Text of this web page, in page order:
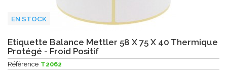
EN STOCK
Etiquette Balance Mettler 58 X 75 X 40 Thermique
Protégé - Froid Positif
Référence T2062